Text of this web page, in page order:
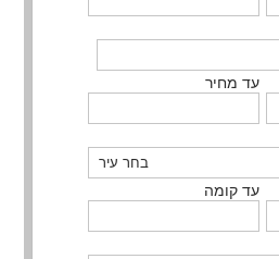
עד מחיר
עד קומה